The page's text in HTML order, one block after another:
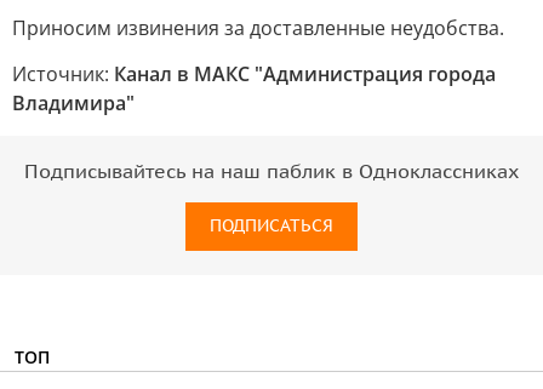
Приносим извинения за доставленные неудобства.
Источник: Канал в МАКС "Администрация города
Владимира"
Подписывайтесь на наш паблик в Одноклассниках
ПОДПИСАТЬСЯ
ТОП